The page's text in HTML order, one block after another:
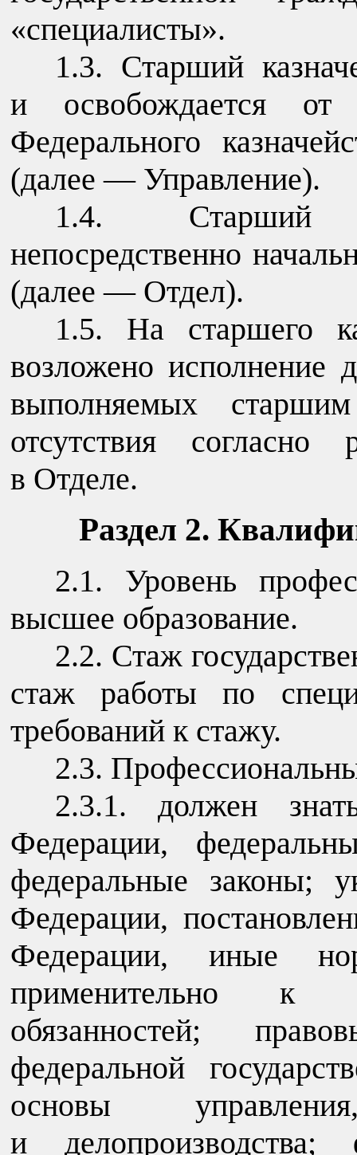
«специалисты».
1.3. Старший
и освобождается от
Федерального
(далее — Управление).
1.4. Старший
непосредственно
(далее — Отдел).
1.5. На старшего
возложено исполнение
выполняемых
отсутствия согласно
в Отделе.
Раздел 2.
2.1. Уровень
высшее образование.
2.2. Стаж
стаж работы по
требований к стажу.
2.3.
2.3.1. должен
Федерации,
федеральные законы;
Федерации,
Федерации, иные
применительно к
обязанностей;
федеральной
основы
и